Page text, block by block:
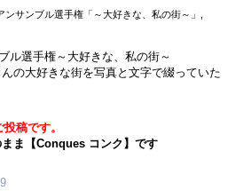
ンサンブル選手権「～大好きな、私の街～」
ル選手権～大好きな、私の街～
の大好きな街を写真と文字で綴っていた
稿です。
ま【Conques コンク】です